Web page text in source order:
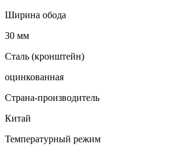
Ширина обода
30 мм
Сталь (кронштейн)
оцинкованная
Страна-производитель
Китай
Температурный режим